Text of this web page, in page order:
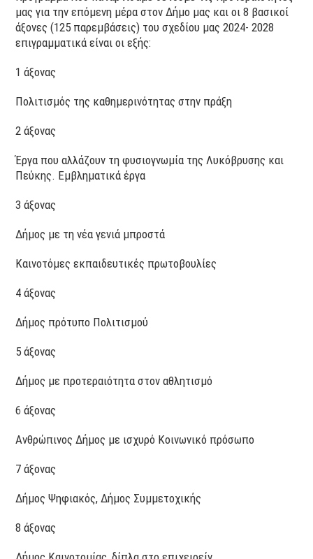
μας για την επόμενη μέρα στον Δήμο μας και οι 8 βασικοί
άξονες (125 παρεμβάσεις) του σχεδίου μας 2024- 2028
επιγραμματικά είναι οι εξής:
1 άξονας
Πολιτισμός της καθημερινότητας στην πράξη
2 άξονας
Έργα που αλλάζουν τη φυσιογνωμία της Λυκόβρυσης και
Πεύκης. Εμβληματικά έργα
3 άξονας
Δήμος με τη νέα γενιά μπροστά
Καινοτόμες εκπαιδευτικές πρωτοβουλίες
4 άξονας
Δήμος πρότυπο Πολιτισμού
5 άξονας
Δήμος με προτεραιότητα στον αθλητισμό
6 άξονας
Ανθρώπινος Δήμος με ισχυρό Κοινωνικό πρόσωπο
7 άξονας
Δήμος Ψηφιακός, Δήμος Συμμετοχικής
8 άξονας